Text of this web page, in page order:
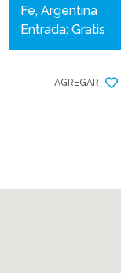
Fe, Argentina
Entrada: Gratis
AGREGAR